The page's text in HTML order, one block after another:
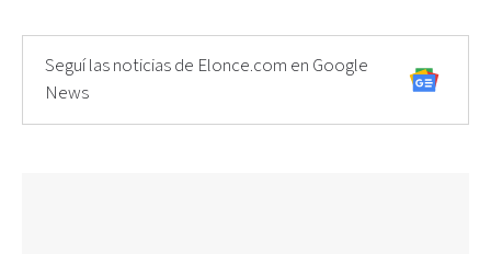
Seguí las noticias de Elonce.com en Google
News